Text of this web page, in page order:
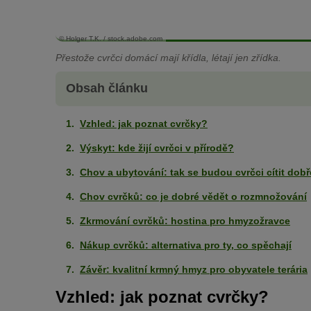
© Holger T.K. / stock.adobe.com
Přestože cvrčci domácí mají křídla, létají jen zřídka.
Obsah článku
Vzhled: jak poznat cvrčky?
Výskyt: kde žijí cvrčci v přírodě?
Chov a ubytování: tak se budou cvrčci cítit
Chov cvrčků: co je dobré vědět o rozmnožování
Zkrmování cvrčků: hostina pro hmyzožravce
Nákup cvrčků: alternativa pro ty, co spěchají
Závěr: kvalitní krmný hmyz pro obyvatele terária
Vzhled: jak poznat cvrčky?